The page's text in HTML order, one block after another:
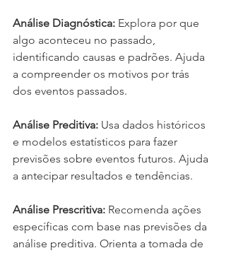
Análise Diagnóstica: Explora por que
algo aconteceu no passado,
identificando causas e padrões. Ajuda
a compreender os motivos por trás
dos eventos passados.
Análise Preditiva: Usa dados históricos
e modelos estatísticos para fazer
previsões sobre eventos futuros. Ajuda
a antecipar resultados e tendências.
Análise Prescritiva: Recomenda ações
específicas com base nas previsões da
análise preditiva. Orienta a tomada de